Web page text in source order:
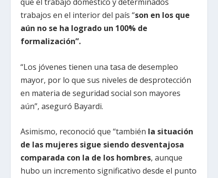
trabajos en el interior del país “son en los que
aún no se ha logrado un 100% de
formalización”.
“Los jóvenes tienen una tasa de desempleo
mayor, por lo que sus niveles de desprotección
en materia de seguridad social son mayores
aún”, aseguró Bayardi.
Asimismo, reconoció que “también la situación
de las mujeres sigue siendo desventajosa
comparada con la de los hombres, aunque
hubo un incremento significativo desde el punto